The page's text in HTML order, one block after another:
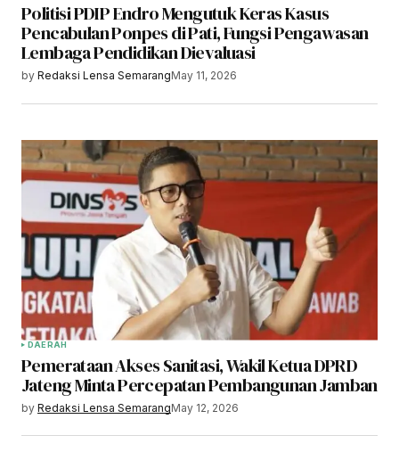
Politisi PDIP Endro Mengutuk Keras Kasus
Pencabulan Ponpes di Pati, Fungsi Pengawasan
Lembaga Pendidikan Dievaluasi
by Redaksi Lensa SemarangMay 11, 2026
DAERAH
Pemerataan Akses Sanitasi, Wakil Ketua DPRD
Jateng Minta Percepatan Pembangunan Jamban
by Redaksi Lensa SemarangMay 12, 2026